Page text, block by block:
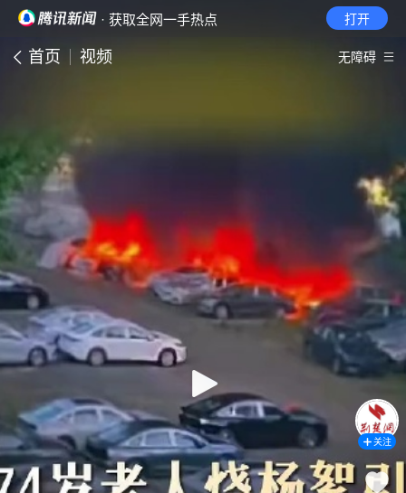
· 获取全网一手热点 打开
首页 视频 无障碍
关注